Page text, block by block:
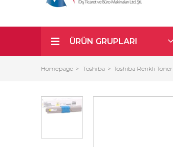
ÜRÜN GRUPLARI
Homepage Toshiba Toshiba Renkli Toner